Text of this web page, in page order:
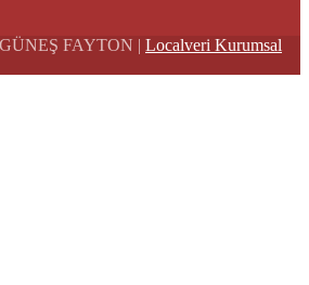
GÜNEŞ FAYTON | Localveri Kurumsal